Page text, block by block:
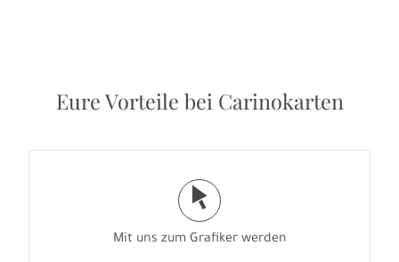
Eure Vorteile bei Carinokarten
j
Mit uns zum Grafiker werden